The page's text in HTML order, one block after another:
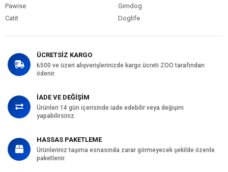
Pawise
Gimdog
Catit
Doglife
ÜCRETSİZ KARGO
₺500 ve üzeri alışverişlerinizde kargo ücreti ZOO tarafından
ödenir.
İADE VE DEĞİŞİM
Ürünleri 14 gün içerisinde iade edebilir veya değişim
yapabilirsiniz.
HASSAS PAKETLEME
Ürünleriniz taşıma esnasında zarar görmeyecek şekilde özenle
paketlenir.